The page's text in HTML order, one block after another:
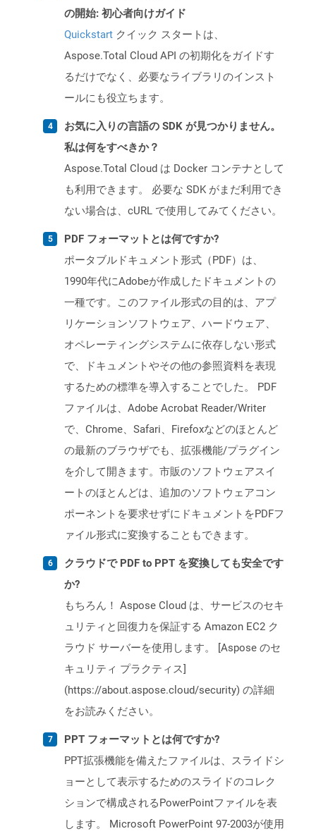
の開始: 初心者向けガイド
Quickstart クイック スタートは、
Aspose.Total Cloud API の初期化をガイドす
るだけでなく、必要なライブラリのインスト
ールにも役立ちます。
お気に入りの言語の SDK が見つかりません。
私は何をすべきか？
Aspose.Total Cloud は Docker コンテナとして
も利用できます。 必要な SDK がまだ利用でき
ない場合は、cURL で使用してみてください。
PDF フォーマットとは何ですか?
ポータブルドキュメント形式（PDF）は、
1990年代にAdobeが作成したドキュメントの
一種です。このファイル形式の目的は、アプ
リケーションソフトウェア、ハードウェア、
オペレーティングシステムに依存しない形式
で、ドキュメントやその他の参照資料を表現
するための標準を導入することでした。 PDF
ファイルは、Adobe Acrobat Reader/Writer
で、Chrome、Safari、Firefoxなどのほとんど
の最新のブラウザでも、拡張機能/プラグイン
を介して開きます。市販のソフトウェアスイ
ートのほとんどは、追加のソフトウェアコン
ポーネントを要求せずにドキュメントをPDFフ
ァイル形式に変換することもできます。
クラウドで PDF to PPT を変換しても安全です
か?
もちろん！ Aspose Cloud は、サービスのセキ
ュリティと回復力を保証する Amazon EC2 ク
ラウド サーバーを使用します。 [Aspose のセ
キュリティ プラクティス]
(https://about.aspose.cloud/security) の詳細
をお読みください。
PPT フォーマットとは何ですか?
PPT拡張機能を備えたファイルは、スライドシ
ョーとして表示するためのスライドのコレク
ションで構成されるPowerPointファイルを表
します。 Microsoft PowerPoint 97-2003が使用